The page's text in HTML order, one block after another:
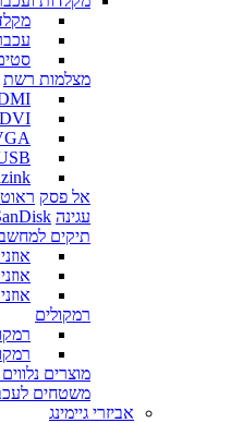
מצלמות רשת
DVI
אל פסק
עגינה
תיקים
רמקולים
מוצרים
משטחים
אביזרי גיימינג